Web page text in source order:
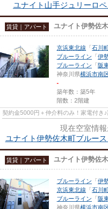
ユナイト山手ジュリーロ
賃貸｜アパート ユナイト伊勢佐
京浜東北線 「 石川
ブルーライン 「 伊
ブルーライン 「 阪
神奈川県横浜市南
-
築年数：築5年
階数：2階建
契約金5000円＋仲介料のみ！家電付き
現在空室情報
ユナイト伊勢佐木町ブルー
賃貸｜アパート ユナイト伊勢佐
ブルーライン 「 伊
京浜東北線 「 石川
ブルーライン 「 阪
神奈川県横浜市南